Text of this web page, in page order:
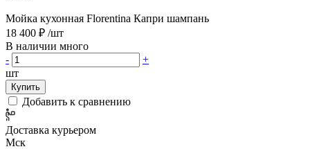
Мойка кухонная Florentina Капри шампань
18 400 ₽ /шт
В наличии много
-
+
шт
Купить
Добавить к сравнению
Доставка курьером
Мск